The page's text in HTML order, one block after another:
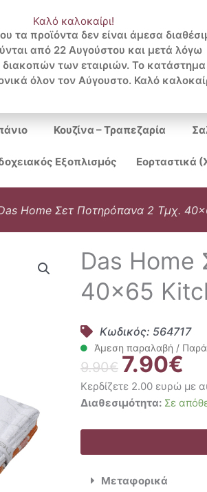
Κουζίνα – Τραπεζαρία
Εξοπλισμός Εορταστικά
Home Σετ Ποτηρόπανα 2 Τμχ.
Das Home
40×65
Κωδικός: 564717
Άμεση παραλαβή /
9.90€ Original
price
was:
9.90€.
7.90€
Κερδίζετε 2.00 ευρώ με
Διαθεσιμότητα: Σε
Das
Σετ
Ποτηρόπανα
Τμχ. Μεταφορικά
Καλό καλοκαίρι!
τα προϊόντα δεν είναι άμεσα
από 22 Αυγούστου και μετά λόγω
διακοπών των εταιριών. Το
όλον τον Αύγουστο. Καλό